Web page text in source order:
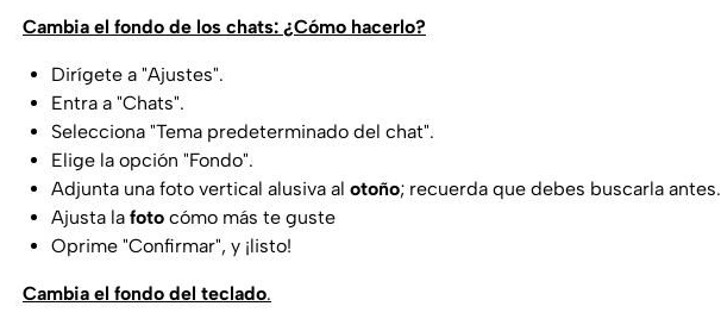
Cambia el fondo de los chats: ¿Cómo hacerlo?
Dirígete a "Ajustes".
Entra a "Chats".
Selecciona "Tema predeterminado del chat".
Elige la opción "Fondo".
Adjunta una foto vertical alusiva al otoño; recuerda que debes buscarla antes.
Ajusta la foto cómo más te guste
Oprime "Confirmar", y ¡listo!
Cambia el fondo del teclado.